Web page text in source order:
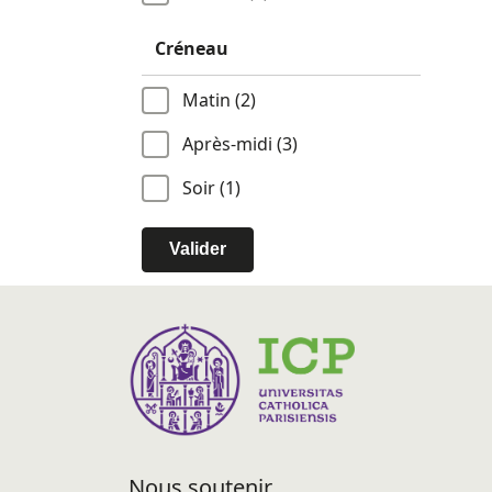
Créneau
Matin (2)
Après-midi (3)
Soir (1)
Valider